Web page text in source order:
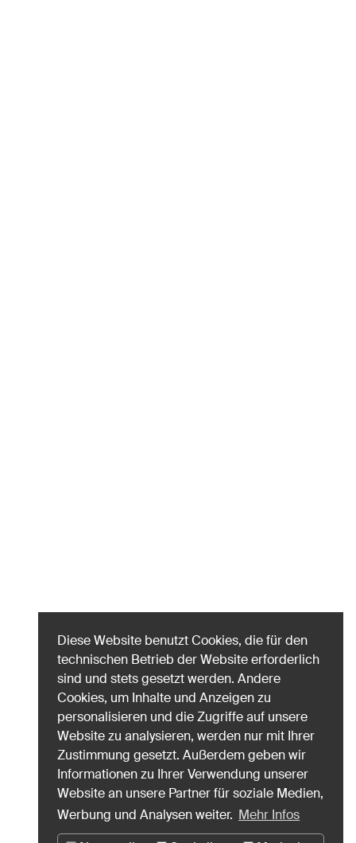
Diese Website benutzt Cookies, die für den
technischen Betrieb der Website erforderlich
sind und stets gesetzt werden. Andere
Cookies, um Inhalte und Anzeigen zu
personalisieren und die Zugriffe auf unsere
Website zu analysieren, werden nur mit Ihrer
Zustimmung gesetzt. Außerdem geben wir
Informationen zu Ihrer Verwendung unserer
Website an unsere Partner für soziale Medien,
Werbung und Analysen weiter. Mehr Infos